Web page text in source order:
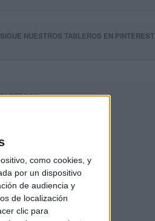
como cookies, y
por un dispositivo
de audiencia y
de localización
clic para
SIGUE NUESTROS TABLEROS EN PINTEREST
FACEBOOK